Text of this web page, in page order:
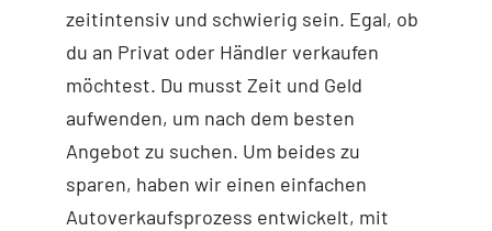
zeitintensiv und schwierig sein. Egal, ob
du an Privat oder Händler verkaufen
möchtest. Du musst Zeit und Geld
aufwenden, um nach dem besten
Angebot zu suchen. Um beides zu
sparen, haben wir einen einfachen
Autoverkaufsprozess entwickelt, mit